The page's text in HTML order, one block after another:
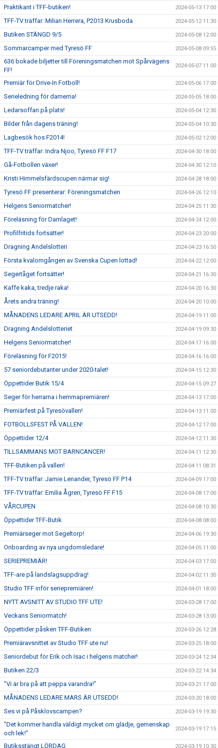
Praktikant i TFF-butiken! 2024-05-13 17:00
TFF-TV träffar: Milian Herrera, P2013 Krusboda 2024-05-12 11:30
Butiken STÄNGD 9/5 2024-05-08 12:00
Sommarcamper med Tyresö FF 2024-05-08 09:55
636 bokade biljetter till Föreningsmatchen mot Spårvägens
FF!
2024-05-07 11:00
Premiär för Drive-In Fotboll! 2024-05-06 17:00
Serieledning för damerna! 2024-05-05 18:00
Ledarsoffan på plats! 2024-05-04 12:30
Bilder från dagens träning! 2024-05-04 10:30
Lagbesök hos F2014! 2024-05-02 12:00
TFF-TV träffar: Indra Njoo, Tyresö FF F17 2024-04-30 18:00
Gå-Fotbollen växer! 2024-04-30 12:10
Kristi Himmelsfärdscupen närmar sig! 2024-04-28 18:00
Tyresö FF presenterar: Föreningsmatchen 2024-04-26 12:10
Helgens Seniormatcher! 2024-04-25 11:30
Föreläsning för Damlaget! 2024-04-24 12:00
Profilfritids fortsätter! 2024-04-23 20:00
Dragning Andelslotteri 2024-04-23 16:50
Första kvalomgången av Svenska Cupen lottad! 2024-04-22 12:00
Segertåget fortsätter! 2024-04-21 16:30
Kaffe kaka, tredje raka! 2024-04-20 16:30
Årets andra träning! 2024-04-20 10:00
MÅNADENS LEDARE APRIL ÄR UTSEDD! 2024-04-19 11:00
Dragning Andelslotteriet 2024-04-19 09:30
Helgens Seniormatcher! 2024-04-17 16:00
Föreläsning för F2015! 2024-04-16 16:00
57 seniordebutanter under 2020-talet! 2024-04-15 12:30
Öppettider Butik 15/4 2024-04-15 09:27
Seger för herrarna i hemmapremiären! 2024-04-13 17:00
Premiärfest på Tyresövallen! 2024-04-13 11:00
FOTBOLLSFEST PÅ VALLEN! 2024-04-12 17:00
Öppettider 12/4 2024-04-12 11:30
TILLSAMMANS MOT BARNCANCER! 2024-04-11 12:30
TFF-Butiken på vallen! 2024-04-11 08:31
TFF-TV träffar: Jamie Lenander, Tyresö FF P14 2024-04-09 17:00
TFF-TV träffar: Emilia Ågren, Tyresö FF F15 2024-04-08 17:00
VÅRCUPEN 2024-04-08 10:30
Öppettider TFF-Butik 2024-04-08 08:00
Premiärseger mot Segeltorp! 2024-04-06 19:30
Onboarding av nya ungdomsledare! 2024-04-05 11:00
SERIEPREMIÄR! 2024-04-03 17:00
TFF-are på landslagsuppdrag! 2024-04-02 11:30
Studio TFF inför seriepremiären! 2024-04-01 18:00
NYTT AVSNITT AV STUDIO TFF UTE! 2024-03-28 17:00
Veckans Seniormatch! 2024-03-28 13:00
Öppettider påsken TFF-Butiken 2024-03-26 12:28
Premiäravsnittet av Studio TFF ute nu! 2024-03-25 18:00
Seniordebut för Erik och Isac i helgens matcher! 2024-03-24 12:34
Butiken 22/3 2024-03-22 14:34
"Vi är bra på att peppa varandra!" 2024-03-21 17:00
MÅNADENS LEDARE MARS ÄR UTSEDD! 2024-03-20 18:00
Ses vi på Påsklovscampen? 2024-03-19 19:30
"Det kommer handla väldigt mycket om glädje, gemenskap
och lek!"
2024-03-19 17:15
Butiksstängt LÖRDAG 2024-03-19 10:30